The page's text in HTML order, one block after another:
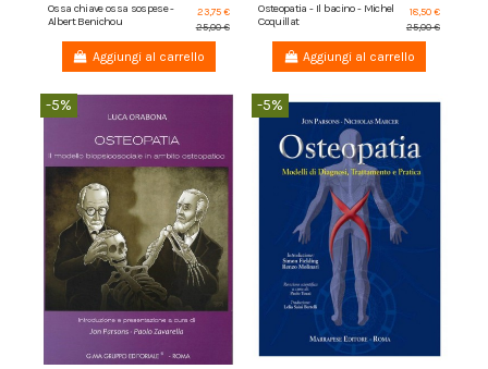
Ossa chiave ossa sospese -
Albert Benichou
23,75 €
25,00 €
Aggiungi al carrello
Osteopatia - Il bacino - Michel
Coquillat
18,50 €
25,00 €
Aggiungi al carrello
-5% -5%